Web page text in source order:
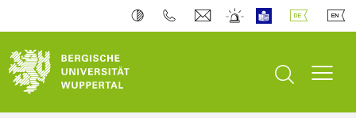
Suche öffnen